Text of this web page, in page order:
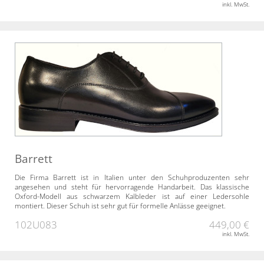
inkl. MwSt.
Barrett
Die Firma Barrett ist in Italien unter den Schuhproduzenten sehr
angesehen und steht für hervorragende Handarbeit. Das klassische
Oxford-Modell aus schwarzem Kalbleder ist auf einer Ledersohle
montiert. Dieser Schuh ist sehr gut für formelle Anlässe geeignet.
102U083 449,00 €
inkl. MwSt.